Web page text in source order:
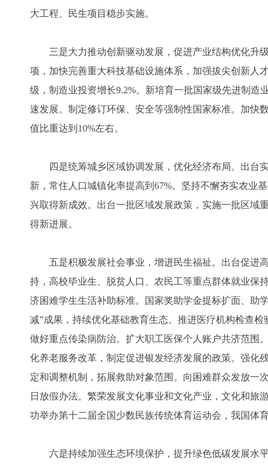
大工程、民生项目稳步实施。
三是大力推动创新驱动发展，促进产业结构优化升
项，加快完善重大科技基础设施体系，加强拔尖创新人
级，制造业投资增长9.2%。新培育一批国家级先进制
速发展。制定修订环保、安全等强制性国家标准。加快
值比重达到10%左右。
四是统筹城乡区域协调发展，优化经济布局。出台
新，常住人口城镇化率提高到67%。坚持不懈夯实农业
兴取得新成效。出台一批区域发展政策，实施一批区域
得新进展。
五是积极发展社会事业，增进民生福祉。出台促进
持，高校毕业生、脱贫人口、农民工等重点群体就业保
济困难学生生活补助标准。国家奖助学金提标扩面、助
减”成果，持续优化基础教育生态。推进医疗机构检查
做好重点传染病防治。扩大职工医保个人账户共济范围
化养老服务改革，制定促进银发经济发展的政策。强化
定和调整机制，拓展救助对象范围。向困难群众发放一
日放假办法。繁荣发展文化事业和文化产业，文化和旅
功举办第十二届全国少数民族传统体育运动会，我国体
六是持续加强生态环境保护，提升绿色低碳发展水